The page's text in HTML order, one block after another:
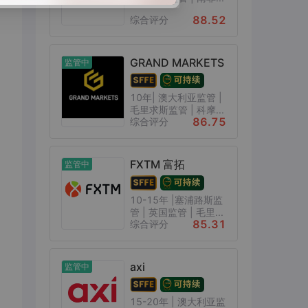
综合评分
88.52
监管中 GRAND MARKETS
10年| 澳大利亚监管 |
毛里求斯监管 | 科摩...
综合评分
86.75
监管中 FXTM 富拓
10-15年 |塞浦路斯监
管 | 英国监管 | 毛里...
综合评分
85.31
监管中 axi
15-20年 | 澳大利亚监